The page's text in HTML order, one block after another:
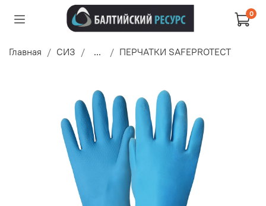
0
Главная СИЗ ... ПЕРЧАТКИ SAFEPROTECT